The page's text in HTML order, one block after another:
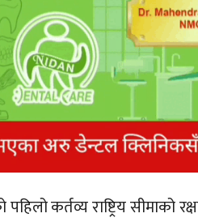
पहिलो कर्तव्य राष्ट्रिय सीमाको